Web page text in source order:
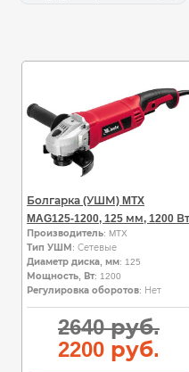
Болгарка (УШМ) MTX
MAG125-1200, 125 мм, 1200 Вт
Производитель: MTX
Тип УШМ : Сетевые
Диаметр диска, мм: 125
Мощность, Вт: 1200
Регулировка оборотов: Нет
2640руб.
2200руб.